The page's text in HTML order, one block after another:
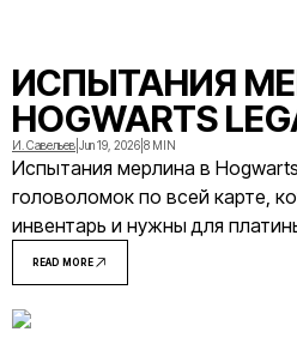
ИСПЫТАНИЯ
HOGWARTS
И. Савельев Jun 19, 2026 8 MIN
Испытания мерлина в
головоломок по всей карте,
инвентарь и нужны для
найти все локации, как
что вы получите в итоге.
READ MORE